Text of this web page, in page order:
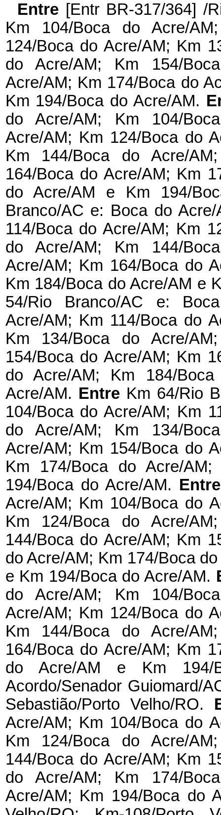
Entre [Entr BR-317/364] /
Km 104/Boca do Acre/
124/Boca do Acre/AM; Km
do Acre/AM; Km 154/
Acre/AM; Km 174/Boca do
Km 194/Boca do Acre/AM.
do Acre/AM; Km 104/
Acre/AM; Km 124/Boca do
Km 144/Boca do Acre/
164/Boca do Acre/AM; Km
do Acre/AM e Km 194/
Branco/AC e: Boca do
114/Boca do Acre/AM; Km
do Acre/AM; Km 144/
Acre/AM; Km 164/Boca do
Km 184/Boca do Acre/AM e
54/Rio Branco/AC e:
Acre/AM; Km 114/Boca do
Km 134/Boca do Acre/
154/Boca do Acre/AM; Km
do Acre/AM; Km 184/
Acre/AM. Entre Km 64/Rio
104/Boca do Acre/AM; Km
do Acre/AM; Km 134/
Acre/AM; Km 154/Boca do
Km 174/Boca do Acre/
194/Boca do Acre/AM.
Acre/AM; Km 104/Boca do
Km 124/Boca do Acre/
144/Boca do Acre/AM; Km
do Acre/AM; Km 174/Boca
e Km 194/Boca do Acre/AM.
do Acre/AM; Km 104/
Acre/AM; Km 124/Boca do
Km 144/Boca do Acre/
164/Boca do Acre/AM; Km
do Acre/AM e Km
Acordo/Senador Guiomard/
Sebastião/Porto Velho/RO.
Acre/AM; Km 104/Boca do
Km 124/Boca do Acre/
144/Boca do Acre/AM; Km
do Acre/AM; Km 174/
Acre/AM; Km 194/Boca do